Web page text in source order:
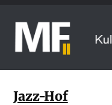
Jazz-Hof